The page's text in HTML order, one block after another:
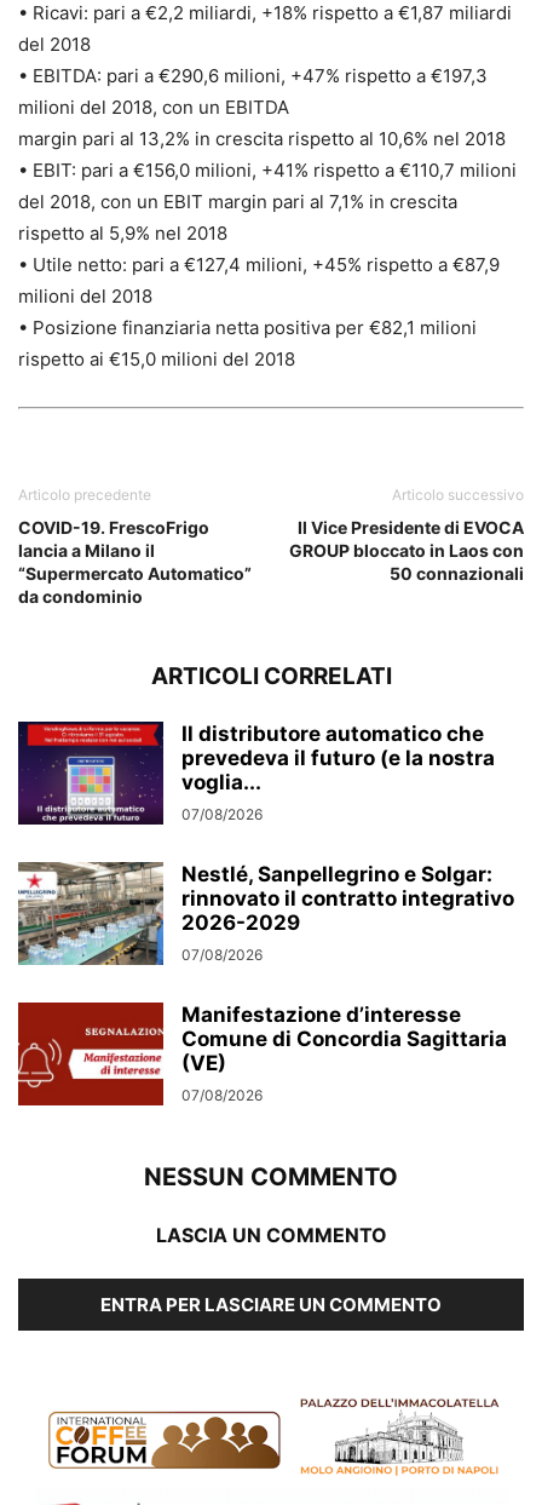
• Ricavi: pari a €2,2 miliardi, +18% rispetto a €1,87 miliardi
del 2018
• EBITDA: pari a €290,6 milioni, +47% rispetto a €197,3
milioni del 2018, con un EBITDA
margin pari al 13,2% in crescita rispetto al 10,6% nel 2018
• EBIT: pari a €156,0 milioni, +41% rispetto a €110,7 milioni
del 2018, con un EBIT margin pari al 7,1% in crescita
rispetto al 5,9% nel 2018
• Utile netto: pari a €127,4 milioni, +45% rispetto a €87,9
milioni del 2018
• Posizione finanziaria netta positiva per €82,1 milioni
rispetto ai €15,0 milioni del 2018
Articolo precedente
COVID-19. FrescoFrigo
lancia a Milano il
“Supermercato Automatico”
da condominio
Articolo successivo
Il Vice Presidente di EVOCA
GROUP bloccato in Laos con
50 connazionali
ARTICOLI CORRELATI
Il distributore automatico che
prevedeva il futuro (e la nostra
voglia...
07/08/2026
Nestlé, Sanpellegrino e Solgar:
rinnovato il contratto integrativo
2026-2029
07/08/2026
Manifestazione d’interesse
Comune di Concordia Sagittaria
(VE)
07/08/2026
NESSUN COMMENTO
LASCIA UN COMMENTO
ENTRA PER LASCIARE UN COMMENTO